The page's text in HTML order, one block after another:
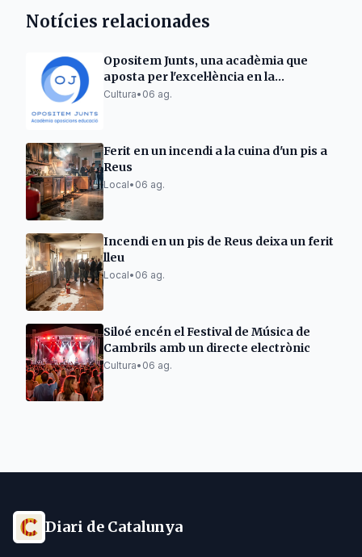
Notícies relacionades
Opositem Junts, una acadèmia que
aposta per l'excel·lència en la
preparació d'oposicions docents
Cultura• 06 ag.
Ferit en un incendi a la cuina d'un pis a
Reus
Local• 06 ag.
Incendi en un pis de Reus deixa un ferit
lleu
Local• 06 ag.
Siloé encén el Festival de Música de
Cambrils amb un directe electrònic
Cultura• 06 ag.
Diari de Catalunya